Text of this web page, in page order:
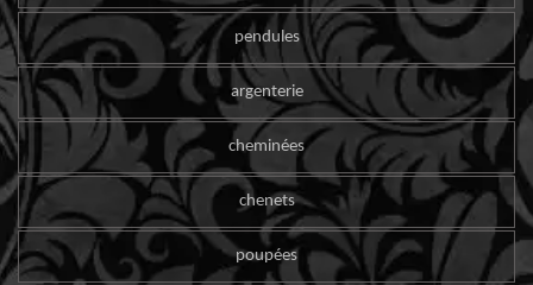
pendules
argenterie
cheminées
chenets
poupées